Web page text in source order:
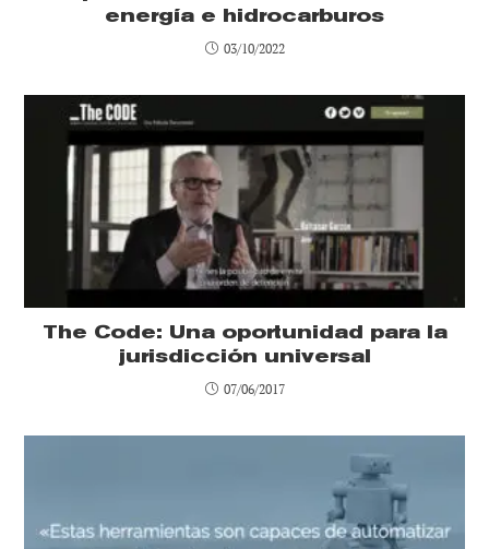
energía e hidrocarburos
03/10/2022
The Code: Una oportunidad para la
jurisdicción universal
07/06/2017